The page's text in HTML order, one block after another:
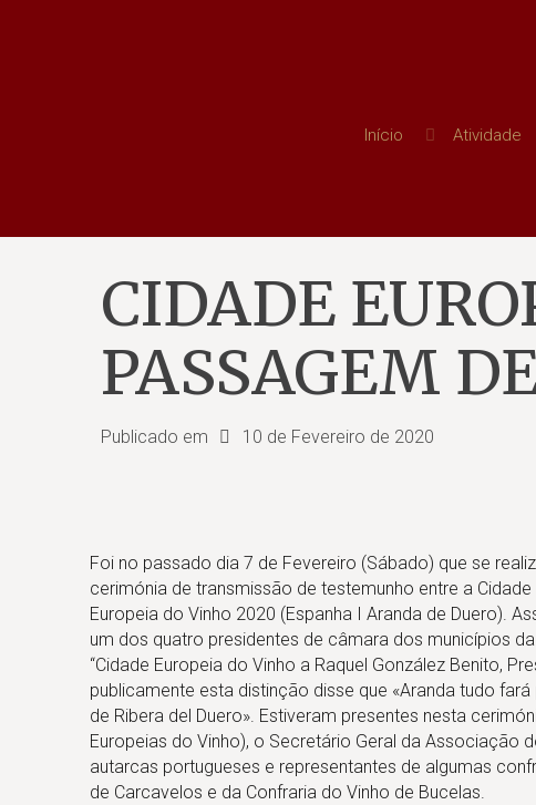
Início Atividade
CIDADE
PASSAGEM
Publicado em 10 de Fevereiro de 2020
Foi no passado dia 7 de Fevereiro (Sábado) que se
cerimónia de transmissão de testemunho entre a
Europeia do Vinho 2020 (Espanha I Aranda de Duero).
um dos quatro presidentes de câmara dos municípios
“Cidade Europeia do Vinho a Raquel González Benito,
publicamente esta distinção disse que «Aranda tudo
de Ribera del Duero». Estiveram presentes nesta
Europeias do Vinho), o Secretário Geral da Associação
autarcas portugueses e representantes de algumas
de Carcavelos e da Confraria do Vinho de Bucelas.